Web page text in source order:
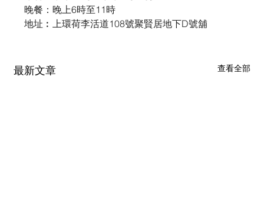
晚餐：晚上6時至11時
地址︰上環荷李活道108號聚賢居地下D號舖
最新文章 查看全部